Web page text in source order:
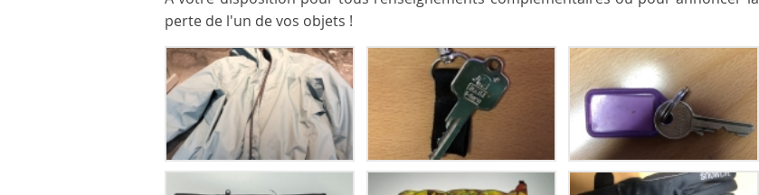
Patrimoine
Manifestations
Paroisse
Guichet virtuel
Energie
Cartographie / SIT
Gestion des déchets
Liste de liens
perte de l'un de vos objets !